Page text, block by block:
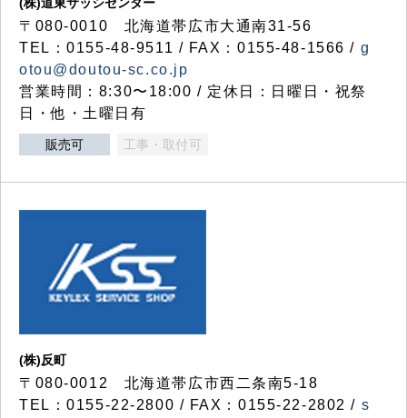
〒080-0010 北海道帯広市大通南31-56
TEL：0155-48-9511 / FAX：0155-48-1566 / g
otou@doutou-sc.co.jp
営業時間：8:30〜18:00 / 定休日：日曜日・祝祭
日・他・土曜日有
販売可 工事・取付可
(株)反町
〒080-0012 北海道帯広市西二条南5-18
TEL：0155-22-2800 / FAX：0155-22-2802 / s